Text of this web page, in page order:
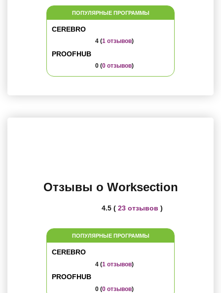
ПОПУЛЯРНЫЕ ПРОГРАММЫ
CEREBRO
4 (1 отзывов)
PROOFHUB
0 (0 отзывов)
Отзывы о Worksection
4.5 ( 23 отзывов )
ПОПУЛЯРНЫЕ ПРОГРАММЫ
CEREBRO
4 (1 отзывов)
PROOFHUB
0 (0 отзывов)